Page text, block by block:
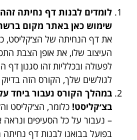
לומדים לבנות דף נחיתה
שימוש כאן באתר מקום
את דף הנחיתה של הצ׳קליסט,
העיצוב שלו, את אופן הצבת
לפעולה ובכלליות זהו סגנון
לגולשים שלך, הקורס הזה
במהלך הקורס נעבור ביחד
בצ׳קליסט! כלומר, הצ׳קליסט
– נעבור על כל הסעיפים ונראה
בפועל בבואנו לבנות דף נחיתה